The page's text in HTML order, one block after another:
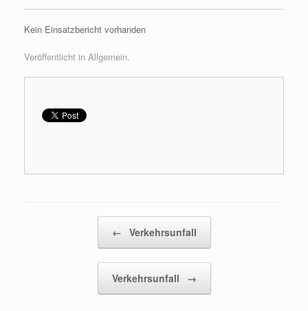
Kein Einsatzbericht vorhanden
Veröffentlicht in Allgemein.
← Verkehrsunfall
Verkehrsunfall →